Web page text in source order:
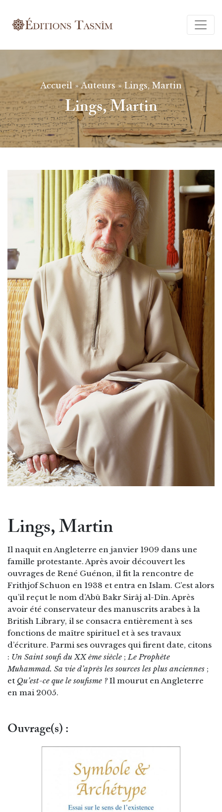
Accueil »Auteurs»Lings, Martin
Lings, Martin
Lings, Martin
Il naquit en Angleterre en janvier 1909 dans une
famille protestante. Après avoir découvert les
ouvrages de René Guénon, il fit la rencontre de
Frithjof Schuon en 1938 et entra en Islam. C’est alors
qu’il reçut le nom d’Abû Bakr Sirâj al-Dîn. Après
avoir été conservateur des manuscrits arabes à la
British Library, il se consacra entièrement à ses
fonctions de maître spirituel et à ses travaux
d’écriture. Parmi ses ouvrages qui firent date, citons
: Un Saint soufi du XX ème siècle ;Le Prophète
Muhammad. Sa vie d’après les sources les plus anciennes ;
et Qu’est-ce que le soufisme ?Il mourut en Angleterre
en mai 2005.
Ouvrage(s) :